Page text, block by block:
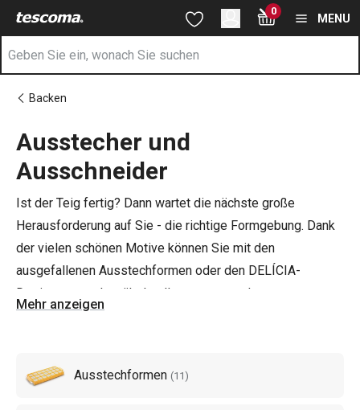
Sie befinden sich auf der Ausstecher und Ausschneider Seite
Zum Hauptinhalt springen
Zur Suche springen
Zur Navigation springen 0
MENU
Backen
Ausstecher und
Ausschneider
Ist der Teig fertig? Dann wartet die nächste große
Herausforderung auf Sie - die richtige Formgebung. Dank
der vielen schönen Motive können Sie mit den
ausgefallenen Ausstechformen oder den DELÍCIA-
Designstempeln mühelos Ihre ausgestochenen
Süßigkeiten zaubern. Viel Spaß beim kreativen Backen mit
Tipp: Wenn Sie etwas für die Teigzubereitung
Mehr anzeigen
Ausstechformen (11 )